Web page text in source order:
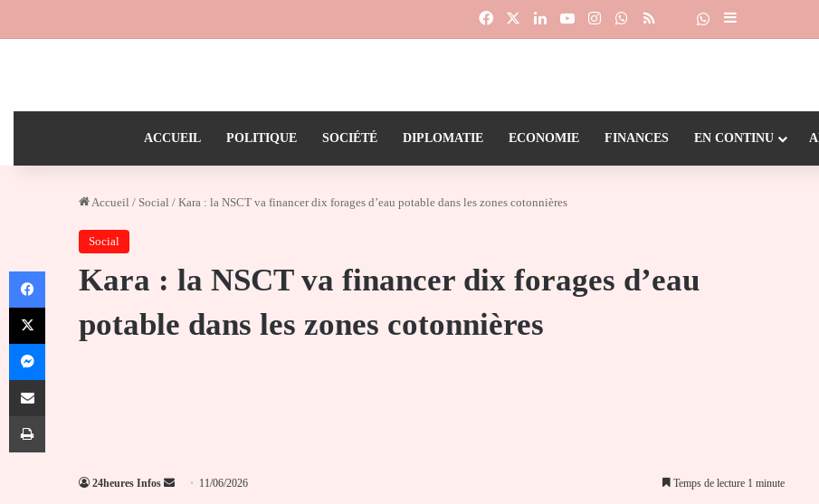
FacebookLinkedinYouTubeInstagramWhatsApp
RSS Dailymotion
Suivre la chaîne
Sidebar (barre
ACCUEIL POLITIQUE SOCIÉTÉ DIPLOMATIE ECONOMIE FINANCES EN CONTINU
Accueil / Social / Kara : la NSCT va financer dix forages d’eau potable dans les zones cotonnières
Social
Kara : la NSCT va financer dix forages d’eau
potable dans les zones cotonnières
24heures Infos
Envoyer11/06/2026 Temps de lecture 1 minute
Facebook
X
Messenger
Partager par email